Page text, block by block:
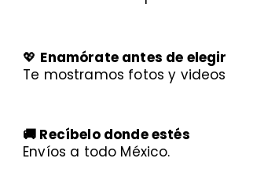
💖 Enamórate antes de elegir
Te mostramos fotos y videos
🚚 Recíbelo donde estés
Envíos a todo México.